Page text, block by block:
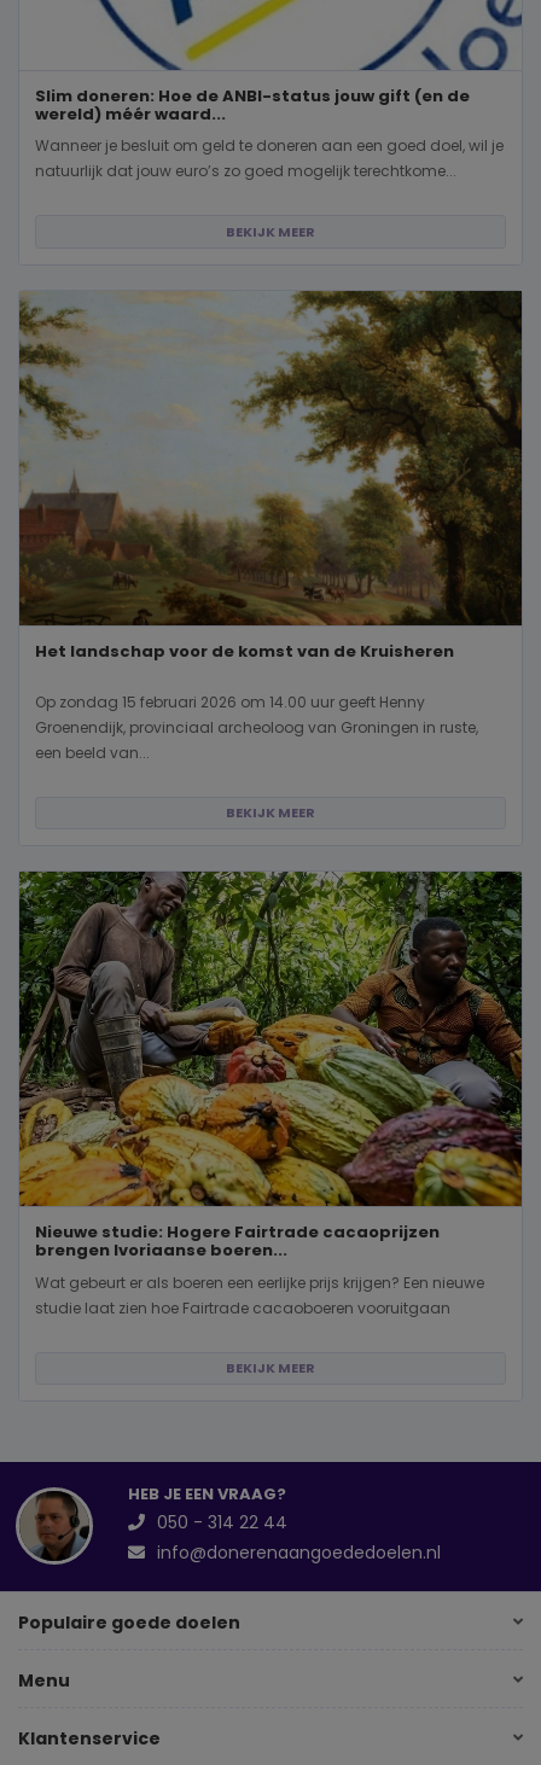
Slim doneren: Hoe de ANBI-status jouw gift (en de
wereld) méér waard...
Wanneer je besluit om geld te doneren aan een goed doel, wil je
natuurlijk dat jouw euro’s zo goed mogelijk terechtkome...
BEKIJK MEER
Het landschap voor de komst van de Kruisheren
Op zondag 15 februari 2026 om 14.00 uur geeft Henny
Groenendijk, provinciaal archeoloog van Groningen in ruste,
een beeld van...
BEKIJK MEER
Nieuwe studie: Hogere Fairtrade cacaoprijzen
brengen Ivoriaanse boeren...
Wat gebeurt er als boeren een eerlijke prijs krijgen? Een nieuwe
studie laat zien hoe Fairtrade cacaoboeren vooruitgaan
BEKIJK MEER
HEB JE EEN VRAAG?
050 - 314 22 44
info@donerenaangoededoelen.nl
Populaire goede doelen
Menu
Klantenservice